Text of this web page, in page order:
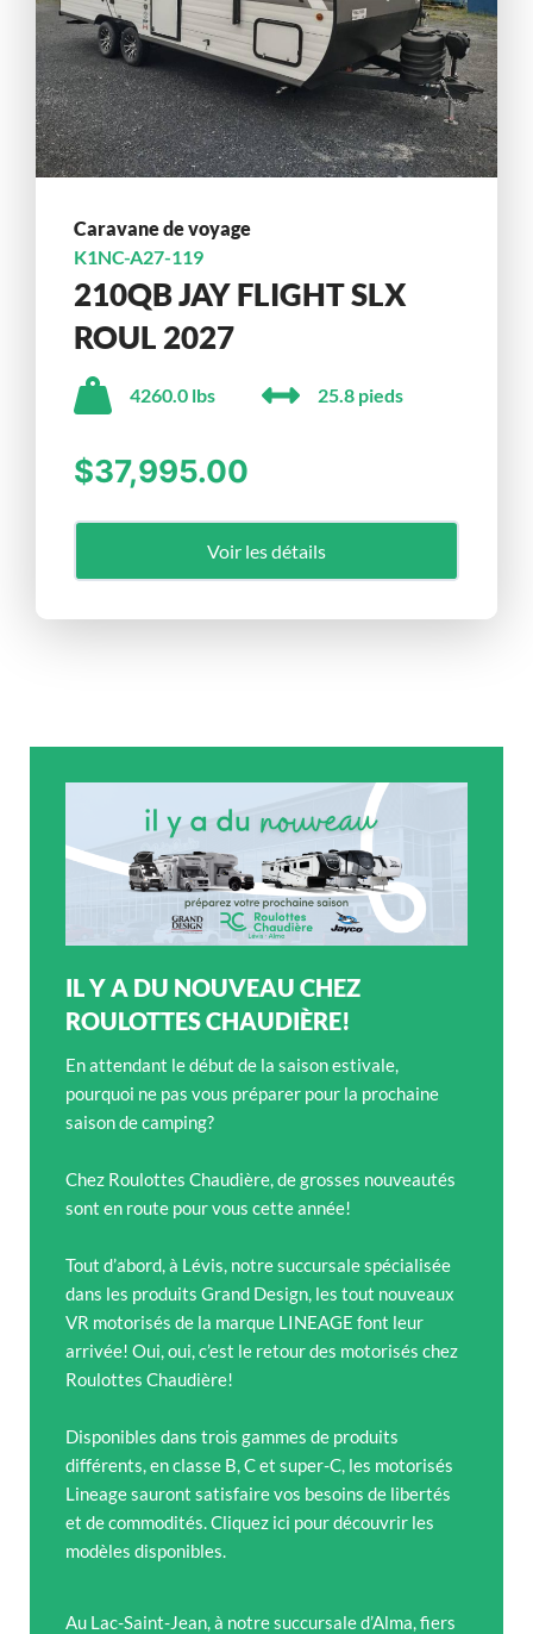
Caravane de voyage
K1NC-A27-119
210QB JAY FLIGHT SLX
ROUL 2027
4260.0 lbs 25.8 pieds
$37,995.00
Voir les détails
IL Y A DU NOUVEAU CHEZ
ROULOTTES CHAUDIÈRE!
En attendant le début de la saison estivale,
pourquoi ne pas vous préparer pour la prochaine
saison de camping?
Chez Roulottes Chaudière, de grosses nouveautés
sont en route pour vous cette année!
Tout d’abord, à Lévis, notre succursale spécialisée
dans les produits Grand Design, les tout nouveaux
VR motorisés de la marque LINEAGE font leur
arrivée! Oui, oui, c’est le retour des motorisés chez
Roulottes Chaudière!
Disponibles dans trois gammes de produits
différents, en classe B, C et super-C, les motorisés
Lineage sauront satisfaire vos besoins de libertés
et de commodités. Cliquez ici pour découvrir les
modèles disponibles.
Au Lac-Saint-Jean, à notre succursale d’Alma, fiers